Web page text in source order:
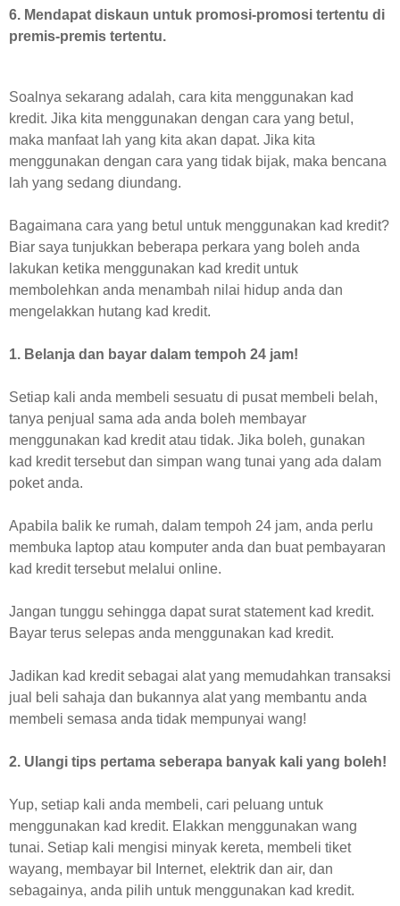
6. Mendapat diskaun untuk promosi-promosi tertentu di
premis-premis tertentu.
Soalnya sekarang adalah, cara kita menggunakan kad
kredit. Jika kita menggunakan dengan cara yang betul,
maka manfaat lah yang kita akan dapat. Jika kita
menggunakan dengan cara yang tidak bijak, maka bencana
lah yang sedang diundang.
Bagaimana cara yang betul untuk menggunakan kad kredit?
Biar saya tunjukkan beberapa perkara yang boleh anda
lakukan ketika menggunakan kad kredit untuk
membolehkan anda menambah nilai hidup anda dan
mengelakkan hutang kad kredit.
1. Belanja dan bayar dalam tempoh 24 jam!
Setiap kali anda membeli sesuatu di pusat membeli belah,
tanya penjual sama ada anda boleh membayar
menggunakan kad kredit atau tidak. Jika boleh, gunakan
kad kredit tersebut dan simpan wang tunai yang ada dalam
poket anda.
Apabila balik ke rumah, dalam tempoh 24 jam, anda perlu
membuka laptop atau komputer anda dan buat pembayaran
kad kredit tersebut melalui online.
Jangan tunggu sehingga dapat surat statement kad kredit.
Bayar terus selepas anda menggunakan kad kredit.
Jadikan kad kredit sebagai alat yang memudahkan transaksi
jual beli sahaja dan bukannya alat yang membantu anda
membeli semasa anda tidak mempunyai wang!
2. Ulangi tips pertama seberapa banyak kali yang boleh!
Yup, setiap kali anda membeli, cari peluang untuk
menggunakan kad kredit. Elakkan menggunakan wang
tunai. Setiap kali mengisi minyak kereta, membeli tiket
wayang, membayar bil Internet, elektrik dan air, dan
sebagainya, anda pilih untuk menggunakan kad kredit.